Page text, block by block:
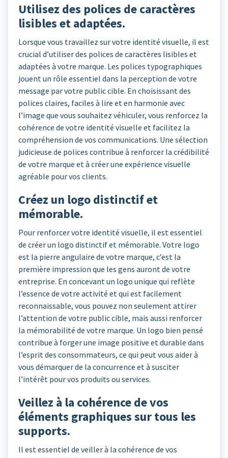
Utilisez des polices de caractères
lisibles et adaptées.
Lorsque vous travaillez sur votre identité visuelle, il est
crucial d’utiliser des polices de caractères lisibles et
adaptées à votre marque. Les polices typographiques
jouent un rôle essentiel dans la perception de votre
message par votre public cible. En choisissant des
polices claires, faciles à lire et en harmonie avec
l’image que vous souhaitez véhiculer, vous renforcez la
cohérence de votre identité visuelle et facilitez la
compréhension de vos communications. Une sélection
judicieuse de polices contribue à renforcer la crédibilité
de votre marque et à créer une expérience visuelle
agréable pour vos clients.
Créez un logo distinctif et
mémorable.
Pour renforcer votre identité visuelle, il est essentiel
de créer un logo distinctif et mémorable. Votre logo
est la pierre angulaire de votre marque, c’est la
première impression que les gens auront de votre
entreprise. En concevant un logo unique qui reflète
l’essence de votre activité et qui est facilement
reconnaissable, vous pouvez non seulement attirer
l’attention de votre public cible, mais aussi renforcer
la mémorabilité de votre marque. Un logo bien pensé
contribue à forger une image positive et durable dans
l’esprit des consommateurs, ce qui peut vous aider à
vous démarquer de la concurrence et à susciter
l’intérêt pour vos produits ou services.
Veillez à la cohérence de vos
éléments graphiques sur tous les
supports.
Il est essentiel de veiller à la cohérence de vos